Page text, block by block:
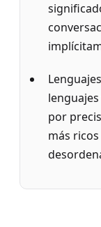
por
más